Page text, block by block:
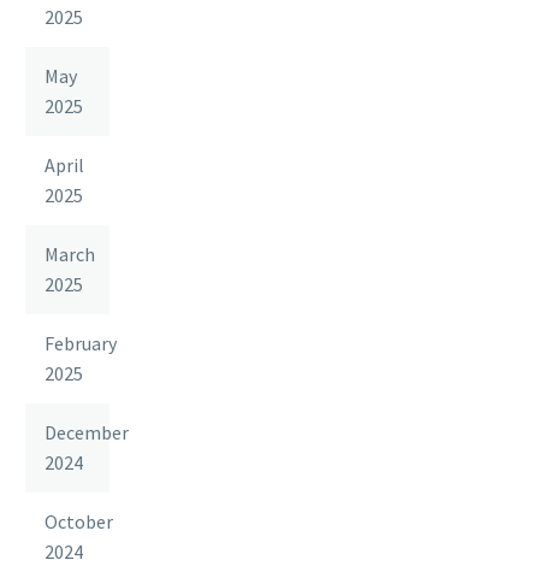
2025
May
2025
April
2025
March
2025
February
2025
December
2024
October
2024